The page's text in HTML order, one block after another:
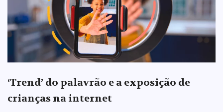
‘Trend’ do palavrão e a exposição de
crianças na internet